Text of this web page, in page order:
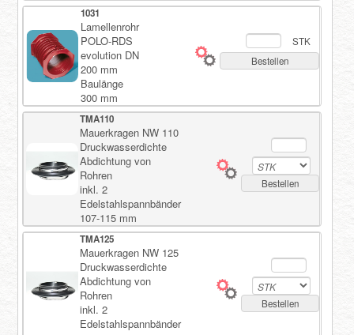
1031
Lamellenrohr
POLO-RDS
evolution DN
200 mm
Baulänge
300 mm
STK
Bestellen
TMA110
Mauerkragen NW 110
Druckwasserdichte
Abdichtung von
Rohren
inkl. 2
Edelstahlspannbänder
107-115 mm
Bestellen
TMA125
Mauerkragen NW 125
Druckwasserdichte
Abdichtung von
Rohren
inkl. 2
Edelstahlspannbänder
Bestellen